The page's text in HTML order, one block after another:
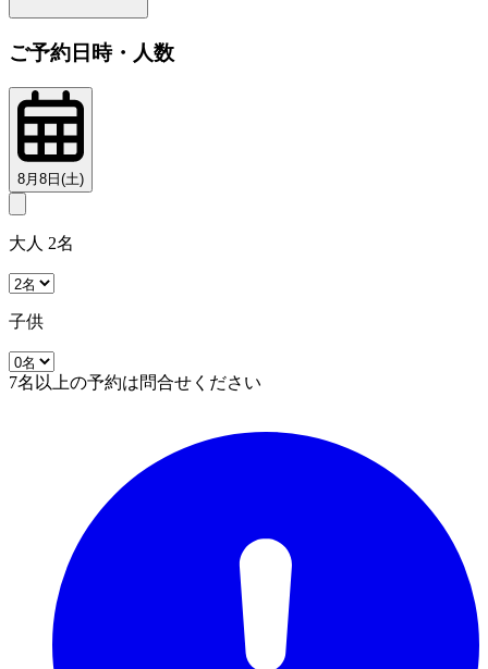
ご予約日時・人数
8月8日(土)
大人 2名
子供
7名以上の予約は問合せください